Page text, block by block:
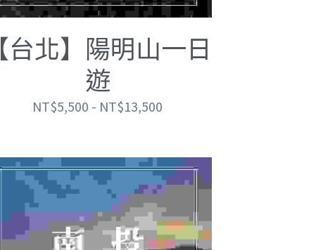
【台北】陽明山一日
遊
NT$5,500 - NT$13,500